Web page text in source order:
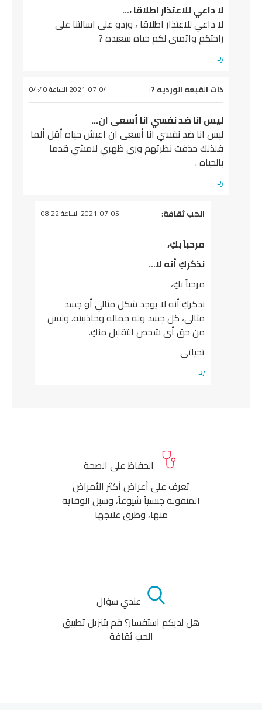
لا داعي للاعتذار اطلاقا ،…
لا داعي للاعتذار اطلاقا ، وردو على اسالتنا على
راحتكم واتمنى لكم حياه سعيده ?
رد
يقول
ذات القبعه الورديه ?: 2021-07-04 الساعة 04:40
ليس انا ضد نفسي انا أسعى ان…
ليس انا ضد نفسي انا أسعى ان اعيش حياه أقل ألما
فلذلك حذفت نظرتهم ورى ظهري لامشي قدما
بالحياه .
رد
يقول
الحب ثقافة: 2021-07-05 الساعة 08:22
مرحباً بكِ،
نذكركِ أنه لا…
مرحباً بكِ،
نذكركِ أنه لا يوجد شكل مثالي أو جسد
مثالي، كل جسد وله جماله وجاذبيته. وليس
من حق أي شخص التقليل منكِ.
تحياتي
رد
الحفاظ على الصحة
تعرف على أعراض أكثر الأمراض
المنقولة جنسياً شيوعاً، وسبل الوقاية
منها، وطرق علاجها
عندي سؤال
هل لديكم استفسار؟ قم بتنزيل تطبيق
الحب ثقافة